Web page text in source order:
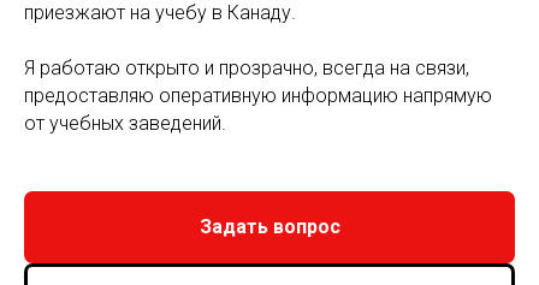
приезжают на учебу в Канаду.
Я работаю открыто и прозрачно, всегда на связи,
предоставляю оперативную информацию напрямую
от учебных заведений.
Задать вопрос